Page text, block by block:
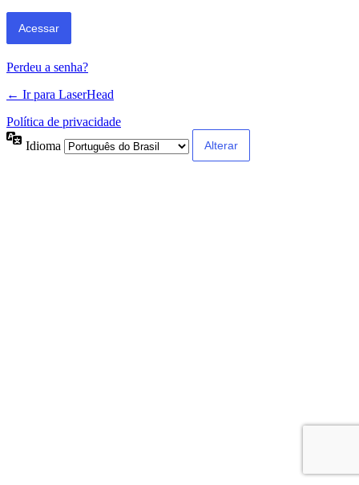
Perdeu a senha?
← Ir para LaserHead
Política de privacidade
Idioma